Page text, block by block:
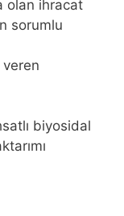
olan ihracat
sorumlu
biyosidal